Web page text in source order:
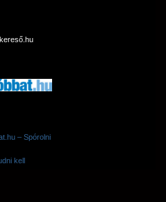
– Spórolni
kell